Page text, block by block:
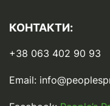
КОНТАКТИ:
+38 063 402 90 93
Email: